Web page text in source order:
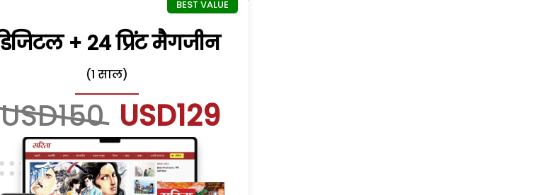
+ 24 प्रिंट मैगजीन
(1 साल)
USD150 USD129